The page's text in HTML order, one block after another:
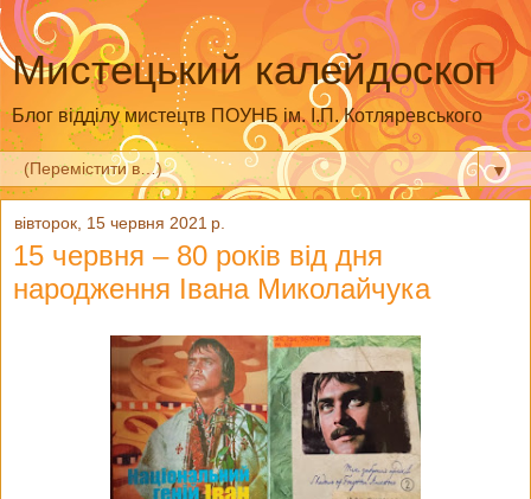
Мистецький калейдоскоп
Блог відділу мистецтв ПОУНБ ім. І.П. Котляревського
▼
вівторок, 15 червня 2021 р.
15 червня – 80 років від дня
народження Івана Миколайчука